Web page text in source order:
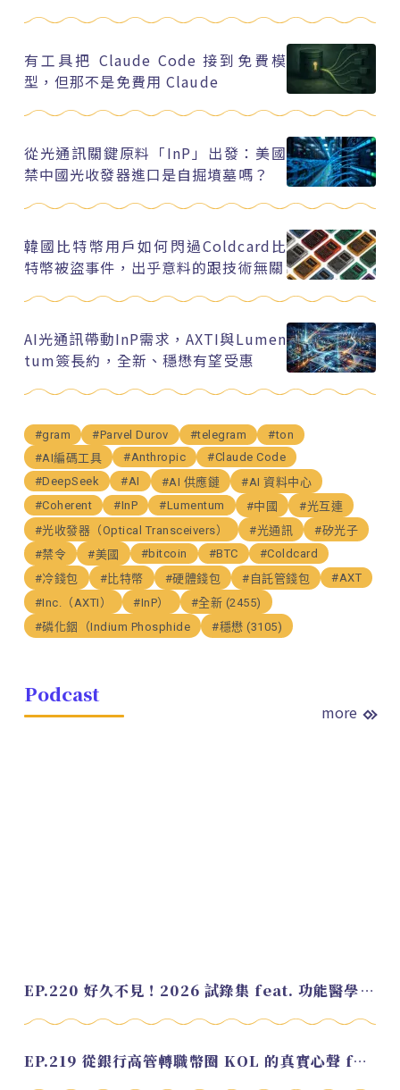
有工具把 Claude Code 接到免費模
型，但那不是免費用 Claude
從光通訊關鍵原料「InP」出發：美國
禁中國光收發器進口是自掘墳墓嗎？
韓國比特幣用戶如何閃過Coldcard比
特幣被盜事件，出乎意料的跟技術無關
AI光通訊帶動InP需求，AXTI與Lumen
tum簽長約，全新、穩懋有望受惠
#gram #Parvel Durov #telegram
#ton
#AI編碼工具
#Anthropic
#Claude Code
#DeepSeek
#AI #AI 供應鏈
#AI 資料中心
#Coherent
#InP #Lumentum #中國
#光互連
#光收發器（Optical Transceivers）
#光通訊
#矽光子
#禁令
#美國 #bitcoin #BTC
#Coldcard
#冷錢包
#比特幣 #硬體錢包 #自託管錢包
#AXT
#Inc.（AXTI）
#InP）
#全新 (2455)
#磷化銦（Indium Phosphide
#穩懋 (3105)
Podcast
more
EP.220 好久不見！2026 試錄集 feat. 功能醫學營養師 美寶
EP.219 從銀行高管轉職幣圈 KOL 的真實心聲 feat.龜大